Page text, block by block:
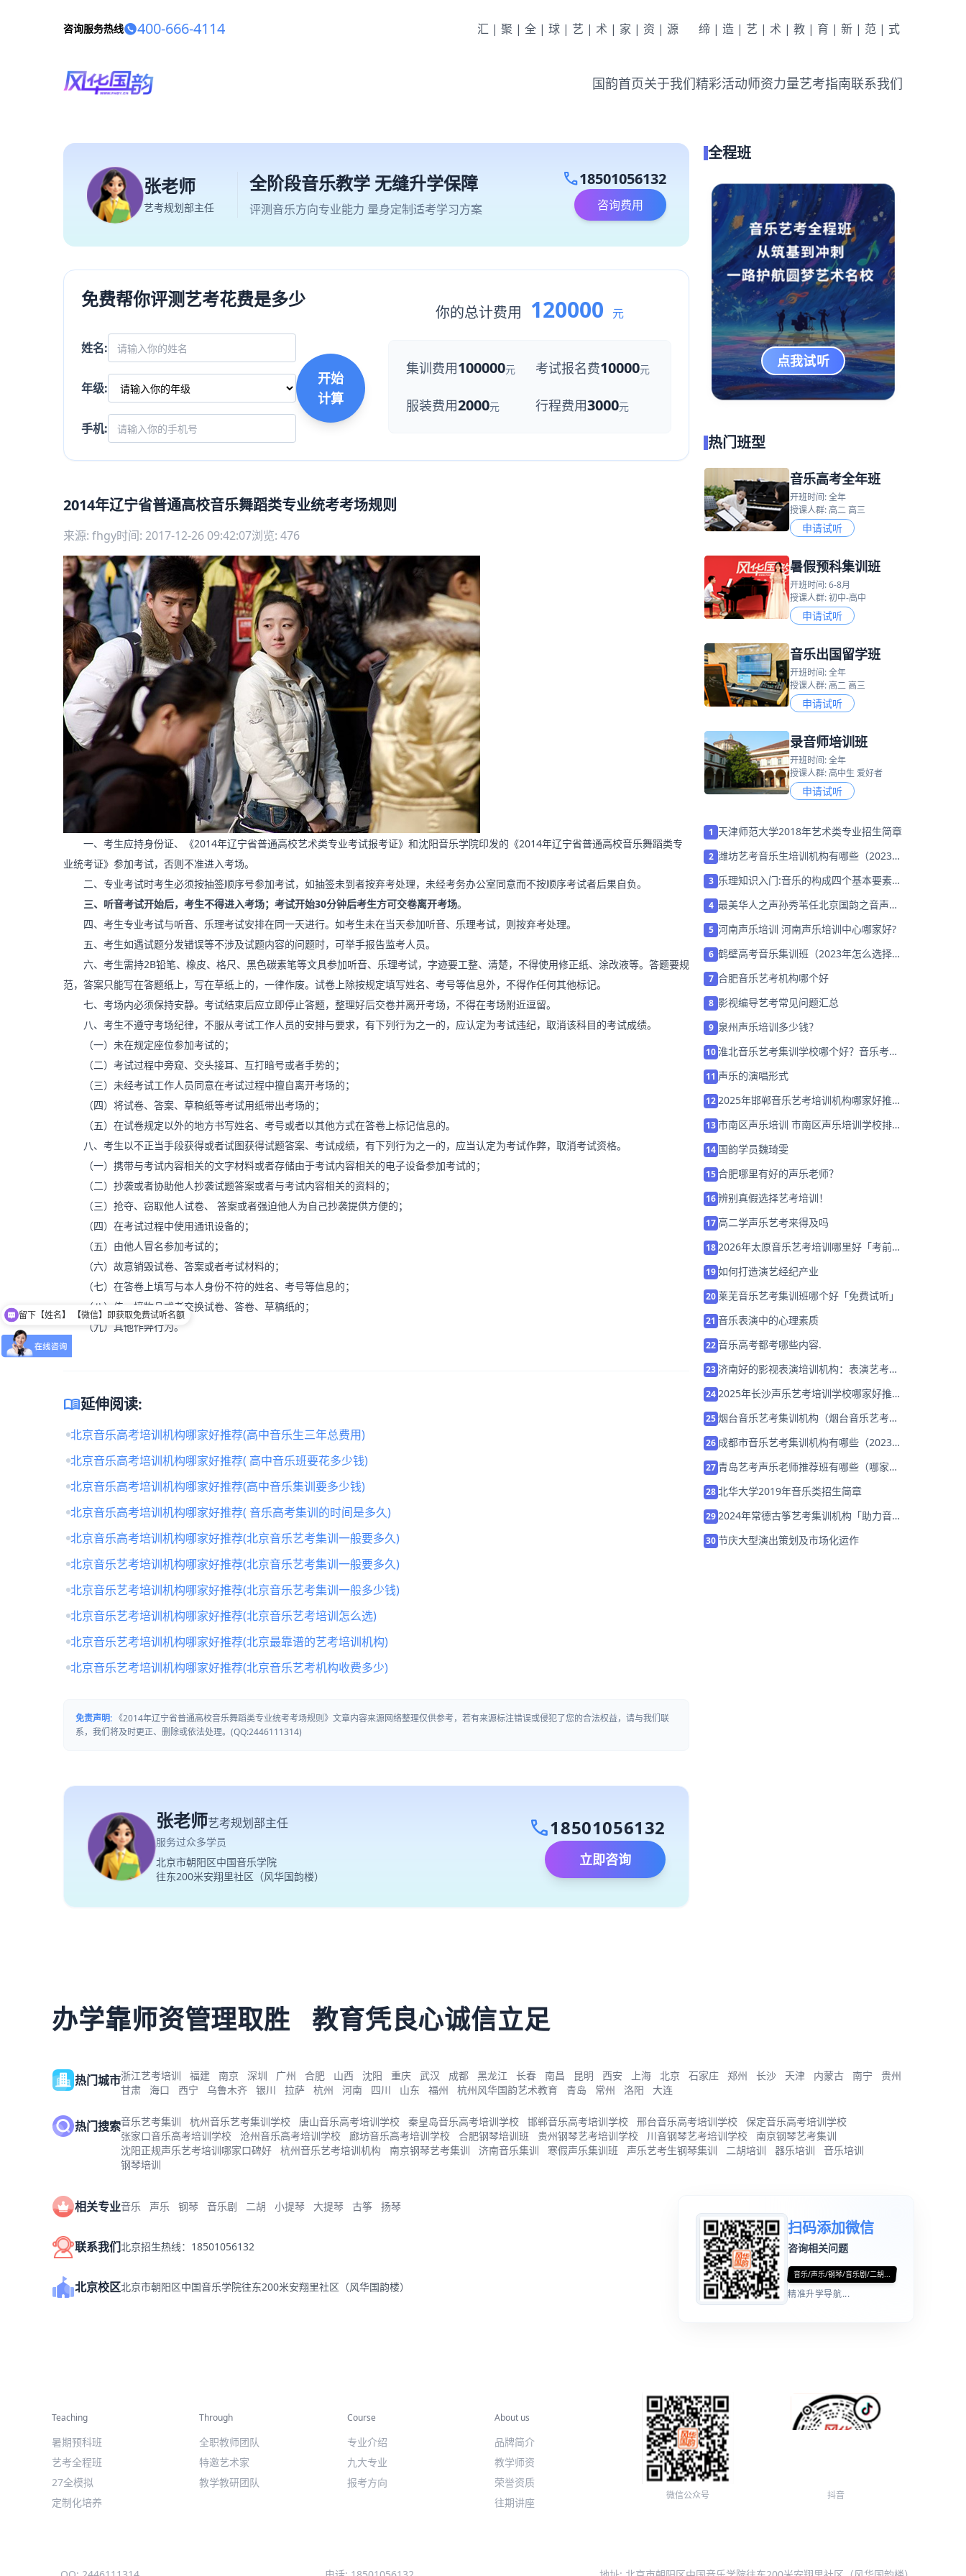
咨询服务热线 400-666-4114 汇|聚|全|球|艺|术|家|资|源 缔|造|艺|术|教|育|新|范|式
国韵首页关于我们精彩活动师资力量艺考指南联系我们
张老师
艺考规划部主任
全阶段音乐教学 无缝升学保障
评测音乐方向专业能力 量身定制适考学习方案
call18501056132
咨询费用
免费帮你评测艺考花费是多少
姓名:
年级:
手机:
开始
计算
你的总计费用 120000 元
集训费用100000元 考试报名费10000元
服装费用2000元 行程费用3000元
2014年辽宁省普通高校音乐舞蹈类专业统考考场规则
来源: fhgy时间: 2017-12-26 09:42:07浏览: 476
一、考生应持身份证、《2014年辽宁省普通高校艺术类专业考试报考证》和沈阳音乐学院印发的《2014年辽宁省普通高校音乐舞蹈类专
业统考证》参加考试，否则不准进入考场。
二、专业考试时考生必须按抽签顺序号参加考试，如抽签未到者按弃考处理，未经考务办公室同意而不按顺序考试者后果自负。
三、听音考试开始后，考生不得进入考场；考试开始30分钟后考生方可交卷离开考场。
四、考生专业考试与听音、乐理考试安排在同一天进行。如考生未在当天参加听音、乐理考试，则按弃考处理。
五、考生如遇试题分发错误等不涉及试题内容的问题时，可举手报告监考人员。
六、考生需持2B铅笔、橡皮、格尺、黑色碳素笔等文具参加听音、乐理考试，字迹要工整、清楚，不得使用修正纸、涂改液等。答题要规
范，答案只能写在答题纸上，写在草纸上的，一律作废。试卷上除按规定填写姓名、考号等信息外，不得作任何其他标记。
七、考场内必须保持安静。考试结束后应立即停止答题，整理好后交卷并离开考场，不得在考场附近逗留。
八、考生不遵守考场纪律，不服从考试工作人员的安排与要求，有下列行为之一的，应认定为考试违纪，取消该科目的考试成绩。
（一）未在规定座位参加考试的；
（二）考试过程中旁窥、交头接耳、互打暗号或者手势的；
（三）未经考试工作人员同意在考试过程中擅自离开考场的；
（四）将试卷、答案、草稿纸等考试用纸带出考场的；
（五）在试卷规定以外的地方书写姓名、考号或者以其他方式在答卷上标记信息的。
八、考生以不正当手段获得或者试图获得试题答案、考试成绩，有下列行为之一的，应当认定为考试作弊，取消考试资格。
（一）携带与考试内容相关的文字材料或者存储由于考试内容相关的电子设备参加考试的；
（二）抄袭或者协助他人抄袭试题答案或者与考试内容相关的资料的；
（三）抢夺、窃取他人试卷、 答案或者强迫他人为自己抄袭提供方便的；
（四）在考试过程中使用通讯设备的；
（五）由他人冒名参加考试的；
（六）故意销毁试卷、答案或者考试材料的；
（七）在答卷上填写与本人身份不符的姓名、考号等信息的；
（八）传、接物品或者交换试卷、答卷、草稿纸的；
（九）其他作弊行为。
menu_book延伸阅读:
北京音乐高考培训机构哪家好推荐(高中音乐生三年总费用)
北京音乐高考培训机构哪家好推荐( 高中音乐班要花多少钱)
北京音乐高考培训机构哪家好推荐(高中音乐集训要多少钱)
北京音乐高考培训机构哪家好推荐( 音乐高考集训的时间是多久)
北京音乐高考培训机构哪家好推荐(北京音乐艺考集训一般要多久)
北京音乐艺考培训机构哪家好推荐(北京音乐艺考集训一般要多久)
北京音乐艺考培训机构哪家好推荐(北京音乐艺考集训一般多少钱)
北京音乐艺考培训机构哪家好推荐(北京音乐艺考培训怎么选)
北京音乐艺考培训机构哪家好推荐(北京最靠谱的艺考培训机构)
北京音乐艺考培训机构哪家好推荐(北京音乐艺考机构收费多少)
免责声明: 《2014年辽宁省普通高校音乐舞蹈类专业统考考场规则》文章内容来源网络整理仅供参考，若有来源标注错误或侵犯了您的合法权益，请与我们联
系，我们将及时更正、删除或依法处理。(QQ:2446111314)
张老师艺考规划部主任
服务过众多学员
北京市朝阳区中国音乐学院
往东200米安翔里社区（风华国韵楼）
call18501056132
立即咨询
全程班
点我试听
热门班型
音乐高考全年班
开班时间: 全年
授课人群: 高二 高三
申请试听
暑假预科集训班
开班时间: 6-8月
授课人群: 初中-高中
申请试听
音乐出国留学班
开班时间: 全年
授课人群: 高二 高三
申请试听
录音师培训班
开班时间: 全年
授课人群: 高中生 爱好者
申请试听
1 天津师范大学2018年艺术类专业招生简章
2 潍坊艺考音乐生培训机构有哪些（2023年
3 乐理知识入门:音乐的构成四个基本要素都
4 最美华人之声孙秀苇任北京国韵之音声乐
5 河南声乐培训 河南声乐培训中心哪家好?
6 鹤壁高考音乐集训班（2023年怎么选择培
7 合肥音乐艺考机构哪个好
8 影视编导艺考常见问题汇总
9 泉州声乐培训多少钱？
10淮北音乐艺考集训学校哪个好？音乐考前
11 声乐的演唱形式
122025年邯郸音乐艺考培训机构哪家好推荐
13市南区声乐培训 市南区声乐培训学校排名
14 国韵学员魏琦雯
15合肥哪里有好的声乐老师？
16辨别真假选择艺考培训！
17高二学声乐艺考来得及吗
182026年太原音乐艺考培训哪里好「考前集
19如何打造演艺经纪产业
20莱芜音乐艺考集训班哪个好「免费试听」
21 音乐表演中的心理素质
22音乐高考都考哪些内容.
23 济南好的影视表演培训机构：表演艺考的
242025年长沙声乐艺考培训学校哪家好推荐
25烟台音乐艺考集训机构（烟台音乐艺考培
26 成都市音乐艺考集训机构有哪些（2023年
27青岛艺考声乐老师推荐班有哪些（哪家
28北华大学2019年音乐类招生简章
292024年常德古筝艺考集训机构「助力音乐
30节庆大型演出策划及市场化运作
办学靠师资管理取胜 教育凭良心诚信立足
热门城市浙江艺考培训 福建 南京 深圳 广州 合肥 山西 沈阳 重庆 武汉 成都 黑龙江 长春 南昌 昆明 西安 上海 北京 石家庄 郑州 长沙 天津 内蒙古 南宁
贵州
甘肃
海口 西宁 乌鲁木齐 银川 拉萨 杭州 河南 四川 山东 福州 杭州风华国韵艺术教育 青岛 常州 洛阳 大连
热门搜索音乐艺考集训 杭州音乐艺考集训学校 唐山音乐高考培训学校 秦皇岛音乐高考培训学校 邯郸音乐高考培训学校 邢台音乐高考培训学校
保定音乐高考培训学校
张家口音乐高考培训学校
沧州音乐高考培训学校 廊坊音乐高考培训学校 合肥钢琴培训班 贵州钢琴艺考培训学校 川音钢琴艺考培训学校
南京钢琴艺考集训
沈阳正规声乐艺考培训哪家口碑好
杭州音乐艺考培训机构 南京钢琴艺考集训 济南音乐集训 寒假声乐集训班 声乐艺考生钢琴集训 二胡培训 器乐培训
音乐培训
钢琴培训
相关专业音乐 声乐 钢琴 音乐剧 二胡 小提琴 大提琴 古筝 扬琴
联系我们北京招生热线：18501056132
北京校区北京市朝阳区中国音乐学院往东200米安翔里社区（风华国韵楼）
扫码添加微信
咨询相关问题
音乐/声乐/钢琴/音乐剧/二胡...
精准升学导航...
Teaching
暑期预科班
艺考全程班
27全模拟
定制化培养
Through
全职教师团队
特邀艺术家
教学教研团队
Course
专业介绍
九大专业
报考方向
About us
品牌简介
教学师资
荣誉资质
往期讲座
微信公众号 抖音
留下【姓名】 【微信】即获取免费试听名额